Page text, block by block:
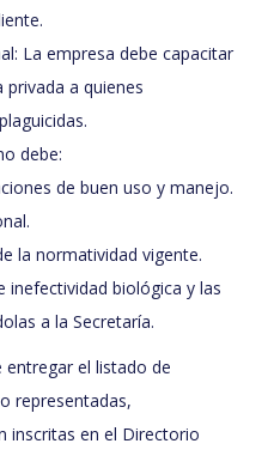
La empresa debe capacitar
a quienes
debe:
de buen uso y manejo.
la normatividad vigente.
inefectividad biológica y las
a la Secretaría.
entregar el listado de
representadas,
inscritas en el Directorio